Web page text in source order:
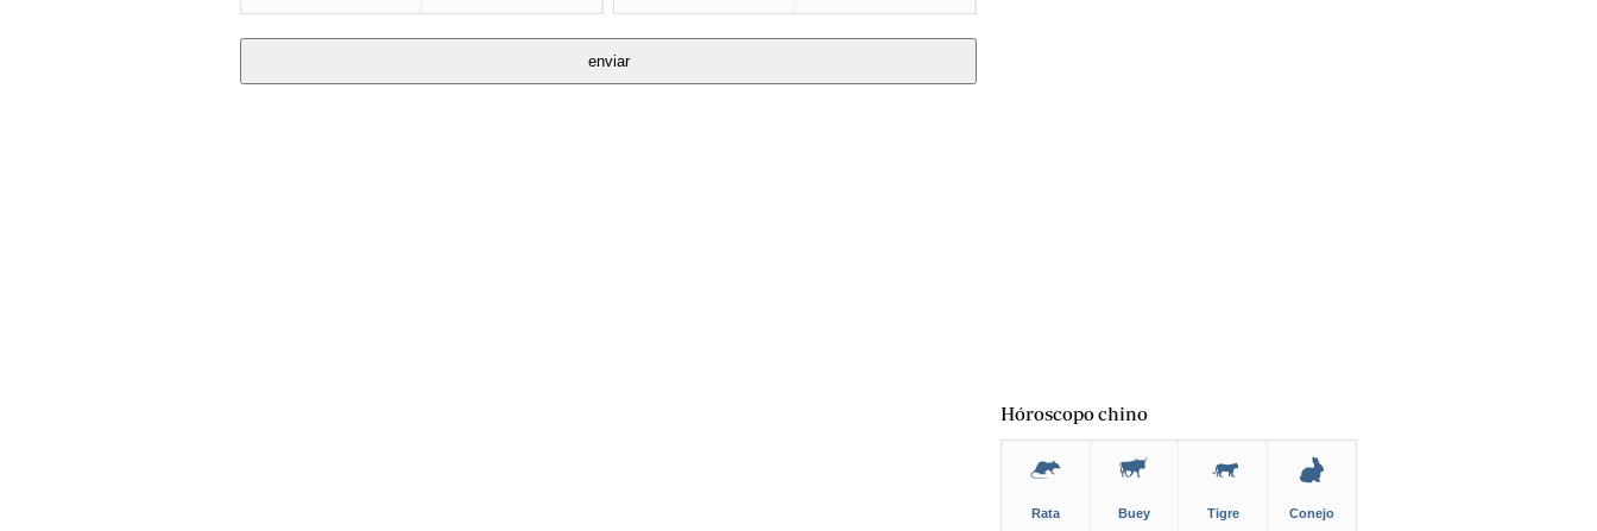
Hóroscopo chino
Rata Buey Tigre Conejo